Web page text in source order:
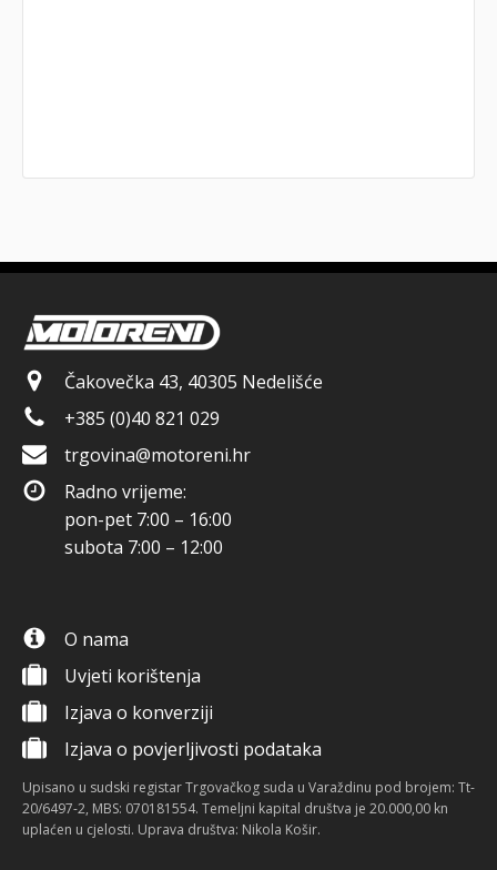
Čakovečka 43, 40305 Nedelišće
+385 (0)40 821 029
trgovina@motoreni.hr
Radno vrijeme:
pon-pet 7:00 – 16:00
subota 7:00 – 12:00
O nama
Uvjeti korištenja
Izjava o konverziji
Izjava o povjerljivosti podataka
Upisano u sudski registar Trgovačkog suda u Varaždinu pod brojem: Tt-
20/6497-2, MBS: 070181554. Temeljni kapital društva je 20.000,00 kn
uplaćen u cjelosti. Uprava društva: Nikola Košir.